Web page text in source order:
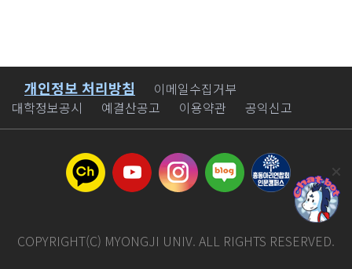
바로가기
개인정보 처리방침
이메일수집거부
대학정보공시
예결산공고 이용약관 공익신고
COPYRIGHT(C) MYONGJI UNIV. ALL RIGHTS RESERVED.